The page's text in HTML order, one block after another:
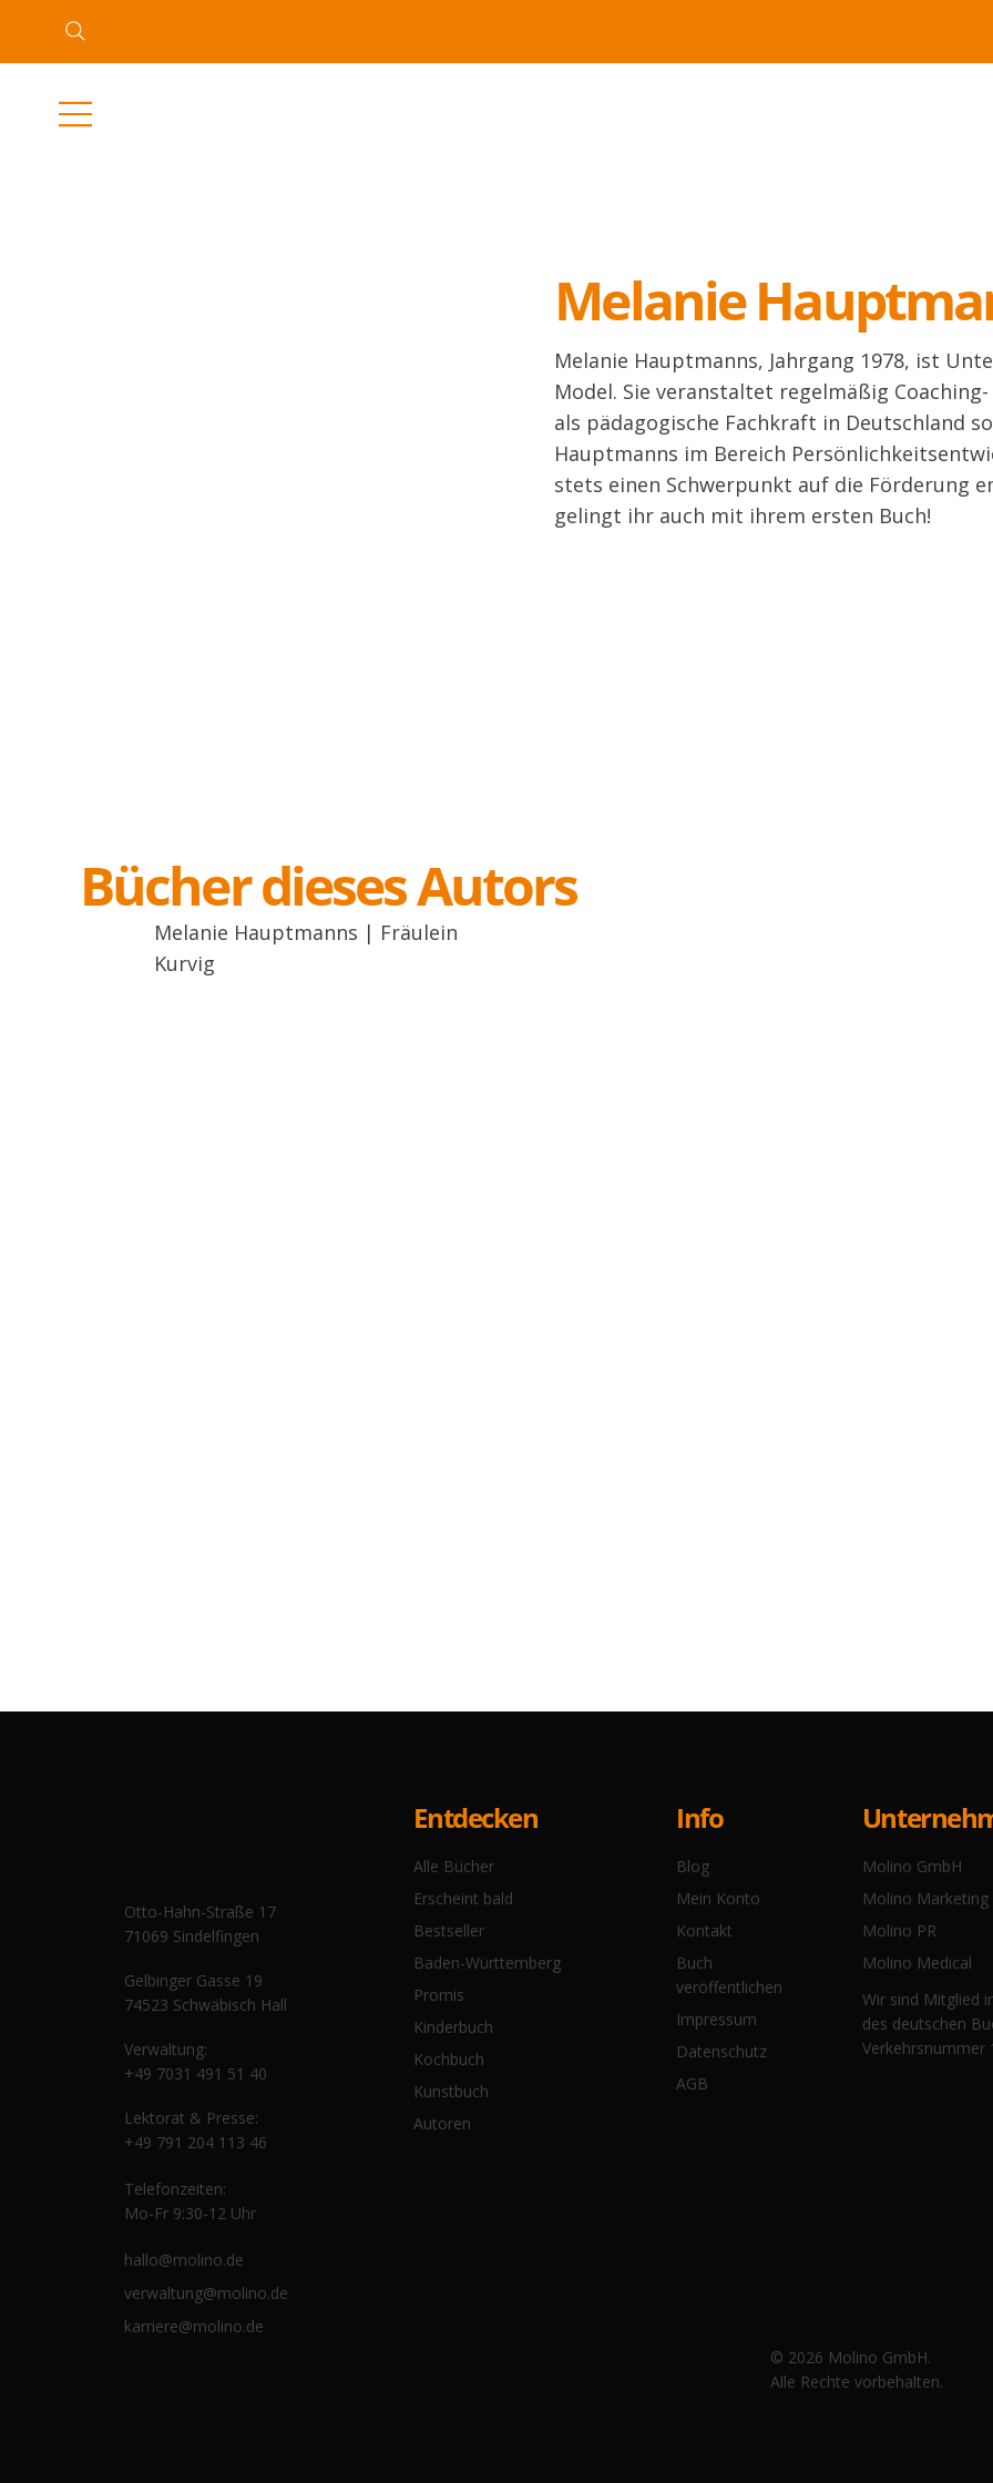
Melanie
Melanie Hauptmanns, Jahrgang 1978, ist
Model. Sie veranstaltet regelmäßig Coaching-
als pädagogische Fachkraft in Deutschland
Hauptmanns im Bereich
stets einen Schwerpunkt auf die Förderung
gelingt ihr auch mit ihrem ersten Buch!
Melanie Hauptmanns | Fräulein
Kurvig
Bücher dieses Autors
Wir sind Mitglied
des deutschen
Verkehrsnummer
Otto-Hahn-Straße 17
71069 Sindelfingen
Gelbinger Gasse 19
74523 Schwäbisch Hall
Verwaltung:
+49 7031 491 51 40
Lektorat & Presse:
+49 791 204 113 46
Telefonzeiten:
Mo-Fr 9:30-12 Uhr
hallo@molino.de
verwaltung@molino.de
karriere@molino.de
Entdecken
Alle Bücher
Erscheint bald
Bestseller
Baden-Württemberg
Promis
Kinderbuch
Kochbuch
Kunstbuch
Autoren
Info
Blog
Mein Konto
Kontakt
Buch
veröffentlichen
Impressum
Datenschutz
AGB
Molino GmbH
Molino Marketing
Molino PR
Molino Medical
© 2026 Molino GmbH.
Alle Rechte vorbehalten.